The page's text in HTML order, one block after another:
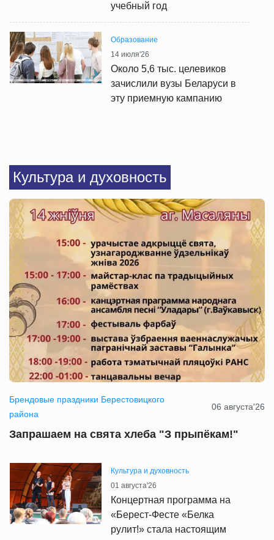
учебный год
Образование
14 июля'26
Около 5,6 тыс. целевиков
зачислили вузы Беларуси в
эту приемную кампанию
Культура и духовность
Брендовые праздники Берестовицкого
района
06 августа'26
Запрашаем на свята хлеба "З прыпёкам!"
Культура и духовность
01 августа'26
Концертная программа на
«Берест-Фесте «Белка
рулит!» стала настоящим